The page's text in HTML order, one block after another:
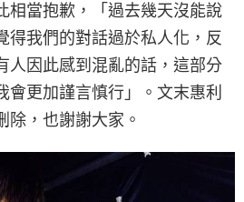
相當抱歉，「過去幾天沒能說
得我們的對話過於私人化，反
人因此感到混亂的話，這部分
會更加謹言慎行」。文末惠利
除，也謝謝大家。